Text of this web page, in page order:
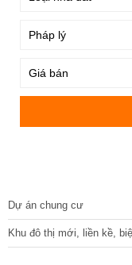
Dự án chung cư
Khu đô thị mới, liền kề,